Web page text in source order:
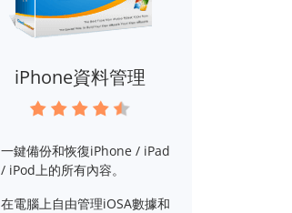
iPhone資料管理
一鍵備份和恢復iPhone / iPad
/ iPod上的所有內容。
在電腦上自由管理iOSA數據和